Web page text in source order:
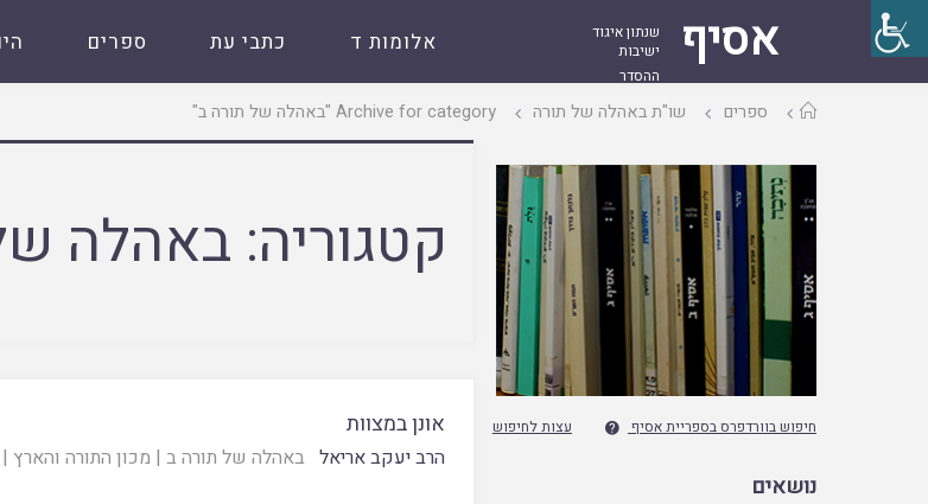
אסיף
שנתון איגוד
ישיבות
ההסדר
אלומות ד כתבי עת ספרים
עמודספרים שו"ת באהלה של תורה Archive for category "באהלה של תורה ב"
חיפוש בוורדפרס בספריית אסיף  עצות לחיפוש
נושאים
קטגוריה: באהלה
אונן במצוות
הרב יעקב אריאל באהלה של תורה ב | מכון התורה והארץ |